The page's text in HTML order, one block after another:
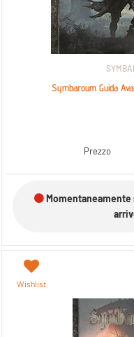
Symbaroum Guida
Prezzo
Wishlist